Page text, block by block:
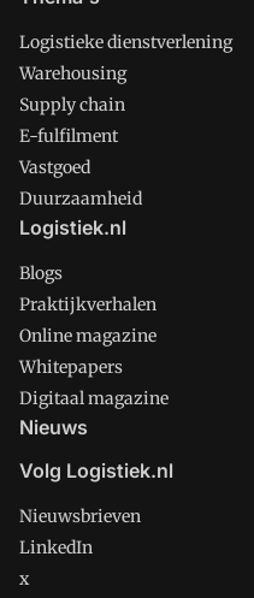
Logistieke dienstverlening
Warehousing
Supply chain
E-fulfilment
Vastgoed
Duurzaamheid
Logistiek.nl
Blogs
Praktijkverhalen
Online magazine
Whitepapers
Digitaal magazine
Nieuws
Volg Logistiek.nl
Nieuwsbrieven
LinkedIn
x